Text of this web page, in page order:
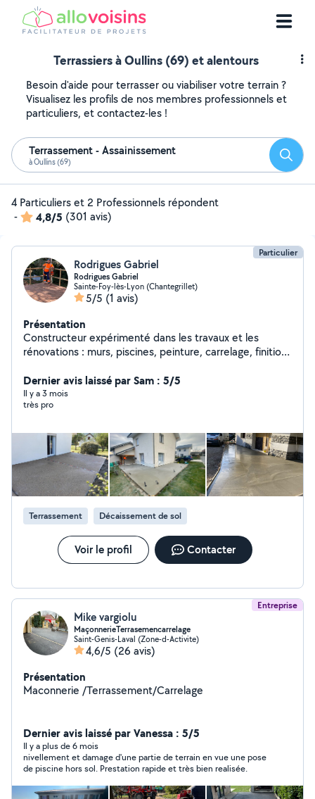
Terrassiers à Oullins (69) et alentours
Besoin d'aide pour terrasser ou viabiliser votre terrain ?
Visualisez les profils de nos membres professionnels et
particuliers, et contactez-les !
Terrassement - Assainissement
à Oullins (69)
4 Particuliers et 2 Professionnels répondent
-
4,8/5 (301 avis)
Particulier
Rodrigues Gabriel
Rodrigues Gabriel
Sainte-Foy-lès-Lyon (Chantegrillet)
5/5 (1 avis)
Présentation
Constructeur expérimenté dans les travaux et les
rénovations : murs, piscines, peinture, carrelage, finitions
propre et de qualité. Devis gratuit et prix abordables. »
Dernier avis laissé par Sam : 5/5
Il y a 3 mois
très pro
Terrassement Décaissement de sol
Voir le profil Contacter
Entreprise
Mike vargiolu
MaçonnerieTerrasemencarrelage
Saint-Genis-Laval (Zone-d-Activite)
4,6/5 (26 avis)
Présentation
Maconnerie /Terrassement/Carrelage
Dernier avis laissé par Vanessa : 5/5
Il y a plus de 6 mois
nivellement et damage d'une partie de terrain en vue une pose
de piscine hors sol. Prestation rapide et très bien realisée.